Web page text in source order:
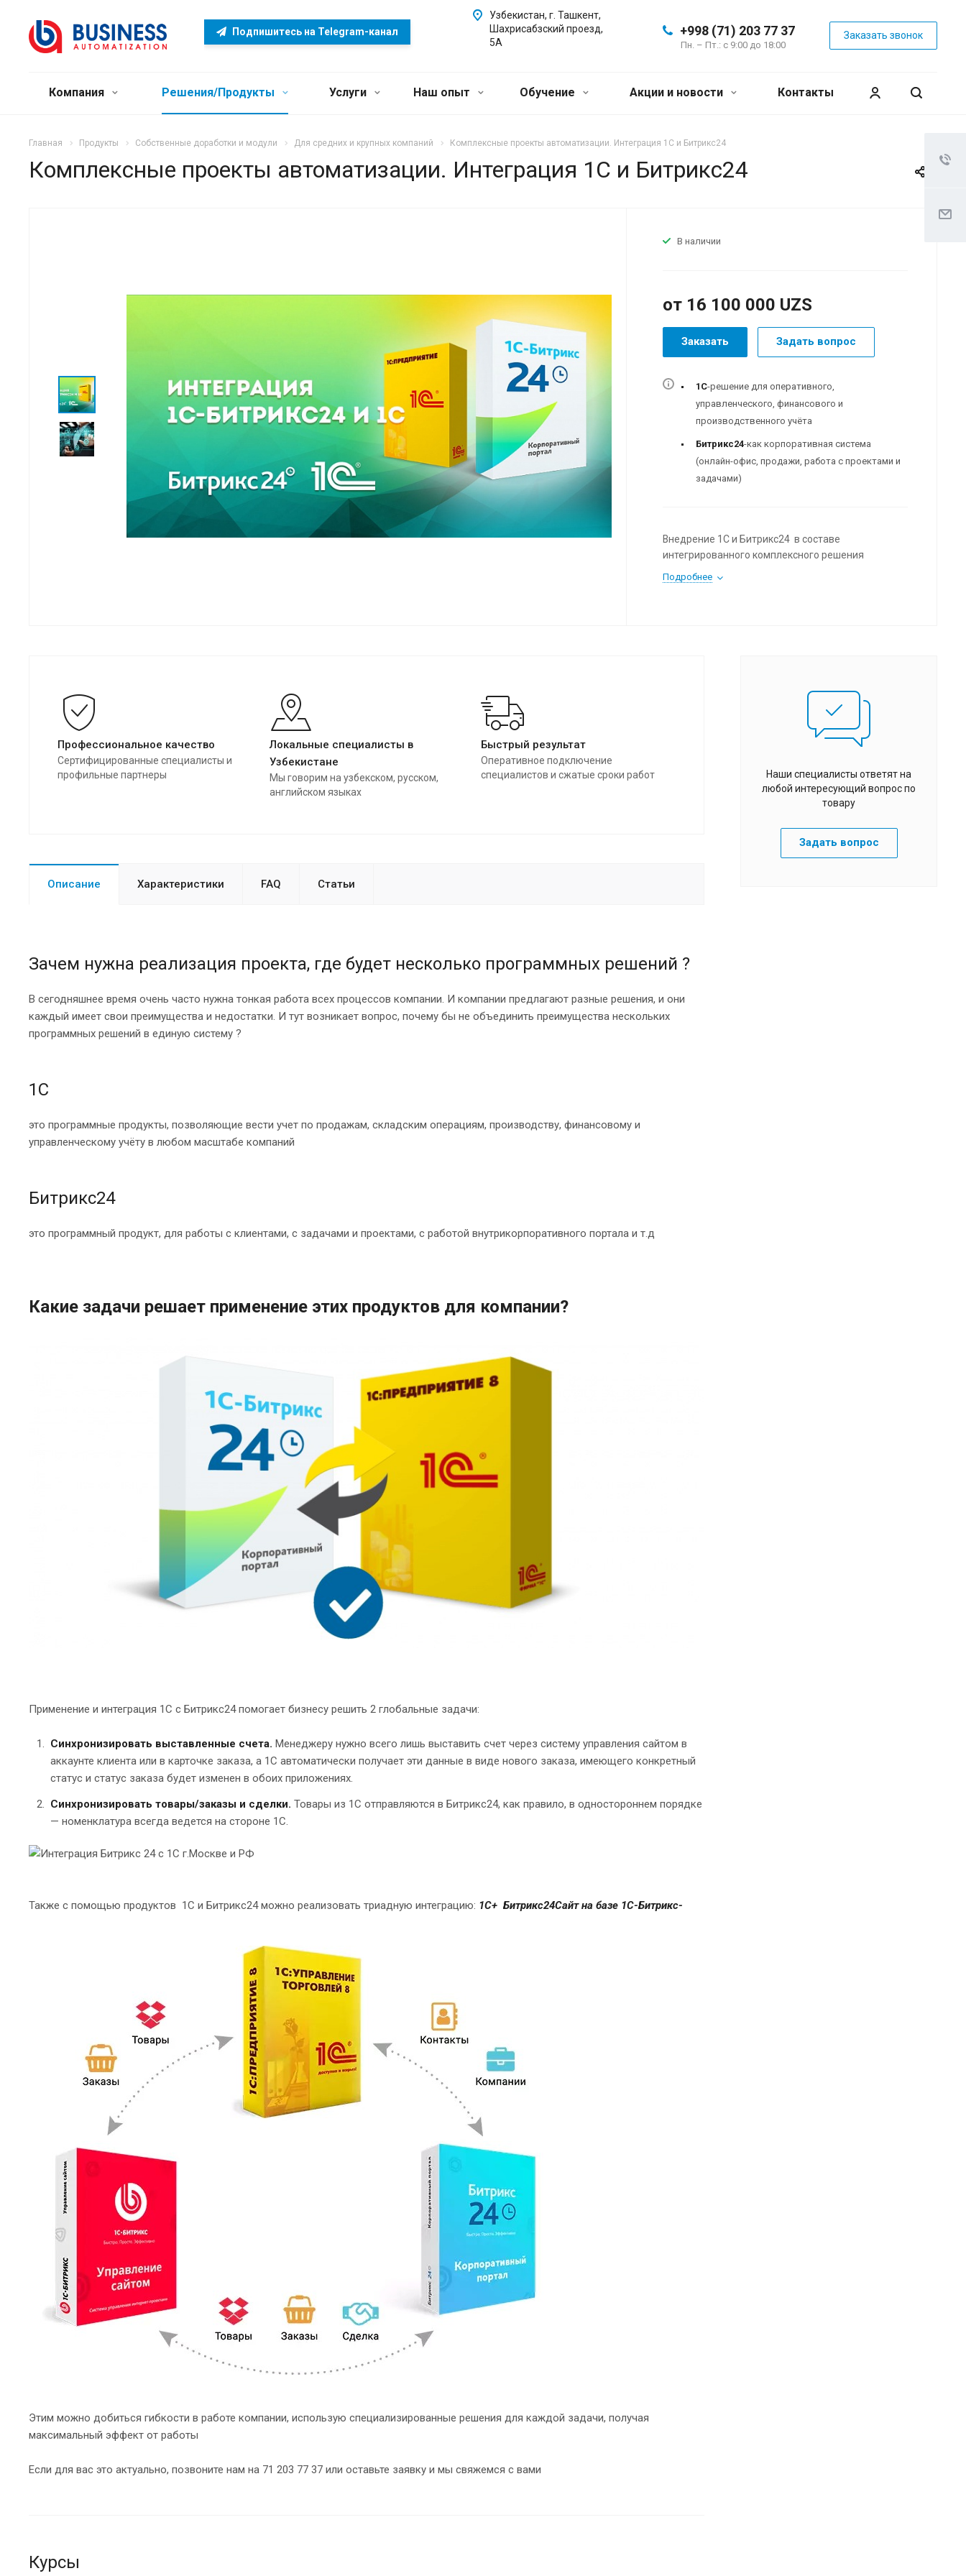
Подпишитесь на Telegram-канал +998 (71) 203 77 37
Пн. – Пт.: с 9:00 до 18:00
Заказать звонок
Узбекистан, г. Ташкент,
Шахрисабзский проезд,
5А
Компания Решения/Продукты Услуги Наш опыт Обучение Акции и новости Контакты
Главная Продукты Собственные доработки и модули Для средних и крупных компаний Комплексные проекты автоматизации. Интеграция 1С и Битрикс24
Комплексные проекты автоматизации. Интеграция 1С и Битрикс24
В наличии
от 16 100 000 UZS
Заказать Задать вопрос
1С-решение для оперативного,
управленческого, финансового и
производственного учёта
Битрикс24-как корпоративная система
(онлайн-офис, продажи, работа с проектами и
задачами)
Внедрение 1С и Битрикс24 в составе
интегрированного комплексного решения
Подробнее
Профессиональное качество
Сертифицированные специалисты и
профильные партнеры
Локальные специалисты в
Узбекистане
Мы говорим на узбекском, русском,
английском языках
Быстрый результат
Оперативное подключение
специалистов и сжатые сроки работ
Описание Характеристики FAQ Статьи
Зачем нужна реализация проекта, где будет несколько программных решений ?
В сегодняшнее время очень часто нужна тонкая работа всех процессов компании. И компании предлагают разные решения, и они
каждый имеет свои преимущества и недостатки. И тут возникает вопрос, почему бы не объединить преимущества нескольких
программных решений в единую систему ?
1С
это программные продукты, позволяющие вести учет по продажам, складским операциям, производству, финансовому и
управленческому учёту в любом масштабе компаний
Битрикс24
это программный продукт, для работы с клиентами, с задачами и проектами, с работой внутрикорпоративного портала и т.д
Какие задачи решает применение этих продуктов для компании?
Применение и интеграция 1С с Битрикс24 помогает бизнесу решить 2 глобальные задачи:
Синхронизировать выставленные счета. Менеджеру нужно всего лишь выставить счет через систему управления сайтом в
аккаунте клиента или в карточке заказа, а 1С автоматически получает эти данные в виде нового заказа, имеющего конкретный
статус и статус заказа будет изменен в обоих приложениях.
Синхронизировать товары/заказы и сделки. Товары из 1С отправляются в Битрикс24, как правило, в одностороннем порядке
— номенклатура всегда ведется на стороне 1С.
Также с помощью продуктов 1С и Битрикс24 можно реализовать триадную интеграцию: 1С+ Битрикс24Сайт на базе 1С-Битрикс-
Этим можно добиться гибкости в работе компании, использую специализированные решения для каждой задачи, получая
максимальный эффект от работы
Если для вас это актуально, позвоните нам на 71 203 77 37 или оставьте заявку и мы свяжемся с вами
Курсы
Наши специалисты ответят на
любой интересующий вопрос по
товару
Задать вопрос